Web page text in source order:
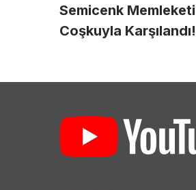
Semicenk
Coşkuyla Karşılandı!